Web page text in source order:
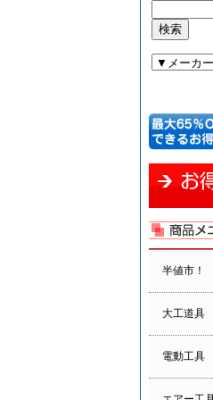
半値市！
大工道具
電動工具